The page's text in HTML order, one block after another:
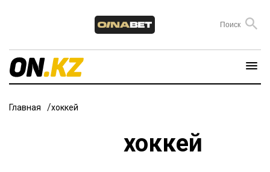
Главная хоккей
хоккей